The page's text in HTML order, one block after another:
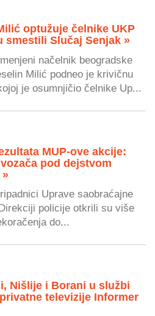
optužuje čelnike UKP
smestili Slučaj Senjak »
načelnik beogradske
Milić podneo je krivičnu
je osumnjičio čelnike Up...
MUP-ove akcije:
pod dejstvom
Uprave saobraćajne
policije otkrili su više
do...
Nišlije i Borani u službi
televizije Informer